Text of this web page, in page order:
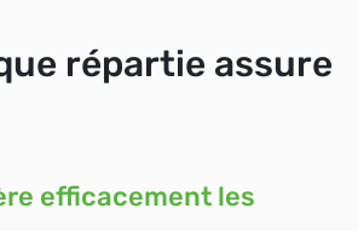
répartie assure
efficacement les